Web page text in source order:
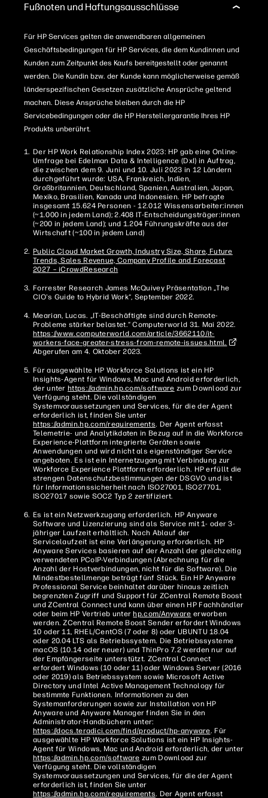
Fußnoten und Haftungsausschlüsse
Für HP Services gelten die anwendbaren allgemeinen
Geschäftsbedingungen für HP Services, die dem Kundinnen und
Kunden zum Zeitpunkt des Kaufs bereitgestellt oder genannt
werden. Die Kundin bzw. der Kunde kann möglicherweise gemäß
länderspezifischen Gesetzen zusätzliche Ansprüche geltend
machen. Diese Ansprüche bleiben durch die HP
Servicebedingungen oder die HP Herstellergarantie Ihres HP
Produkts unberührt.
Der HP Work Relationship Index 2023: HP gab eine Online-
Umfrage bei Edelman Data & Intelligence (DxI) in Auftrag,
die zwischen dem 9. Juni und 10. Juli 2023 in 12 Ländern
durchgeführt wurde: USA, Frankreich, Indien,
Großbritannien, Deutschland, Spanien, Australien, Japan,
Mexiko, Brasilien, Kanada und Indonesien. HP befragte
insgesamt 15.624 Personen - 12.012 Wissensarbeiter:innen
(~1.000 in jedem Land); 2.408 IT-Entscheidungsträger:innen
(~200 in jedem Land); und 1.204 Führungskräfte aus der
Wirtschaft (~100 in jedem Land)
Public Cloud Market Growth, Industry Size, Share, Future
Trends, Sales Revenue, Company Profile and Forecast
2027 – iCrowdResearch
Forrester Research James McQuivey Präsentation „The
CIO's Guide to Hybrid Work“, September 2022.
Mearian, Lucas. „IT-Beschäftigte sind durch Remote-
Probleme stärker belastet.“ Computerworld 31. Mai 2022.
https://www.computerworld.com/article/3662110/it-
workers-face-greater-stress-from-remote-issues.html.
Abgerufen am 4. Oktober 2023.
Für ausgewählte HP Workforce Solutions ist ein HP
Insights-Agent für Windows, Mac und Android erforderlich,
der unter https://admin.hp.com/software zum Download zur
Verfügung steht. Die vollständigen
Systemvoraussetzungen und Services, für die der Agent
erforderlich ist, finden Sie unter
https://admin.hp.com/requirements. Der Agent erfasst
Telemetrie- und Analytikdaten in Bezug auf in die Workforce
Experience-Plattform integrierte Geräten sowie
Anwendungen und wird nicht als eigenständiger Service
angeboten. Es ist ein Internetzugang mit Verbindung zur
Workforce Experience Plattform erforderlich. HP erfüllt die
strengen Datenschutzbestimmungen der DSGVO und ist
für Informationssicherheit nach ISO27001, ISO27701,
ISO27017 sowie SOC2 Typ 2 zertifiziert.
Es ist ein Netzwerkzugang erforderlich. HP Anyware
Software und Lizenzierung sind als Service mit 1- oder 3-
jähriger Laufzeit erhältlich. Nach Ablauf der
Servicelaufzeit ist eine Verlängerung erforderlich. HP
Anyware Services basieren auf der Anzahl der gleichzeitig
verwendeten PCoIP-Verbindungen (Abrechnung für die
Anzahl der Hostverbindungen, nicht für die Software). Die
Mindestbestellmenge beträgt fünf Stück. Ein HP Anyware
Professional Service beinhaltet darüber hinaus zeitlich
begrenzten Zugriff und Support für ZCentral Remote Boost
und ZCentral Connect und kann über einen HP Fachhändler
oder beim HP Vertrieb unterhp.com/Anyware erworben
werden. ZCentral Remote Boost Sender erfordert Windows
10 oder 11, RHEL/CentOS (7 oder 8) oder UBUNTU 18.04
oder 20.04 LTS als Betriebssystem. Die Betriebssysteme
macOS (10.14 oder neuer) und ThinPro 7.2 werden nur auf
der Empfängerseite unterstützt. ZCentral Connect
erfordert Windows (10 oder 11) oder Windows Server (2016
oder 2019) als Betriebssystem sowie Microsoft Active
Directory und Intel Active Management Technology für
bestimmte Funktionen. Informationen zu den
Systemanforderungen sowie zur Installation von HP
Anyware und Anyware Manager finden Sie in den
Administrator-Handbüchern unter:
https://docs.teradici.com/find/product/hp-anyware. Für
ausgewählte HP Workforce Solutions ist ein HP Insights-
Agent für Windows, Mac und Android erforderlich, der unter
https://admin.hp.com/software zum Download zur
Verfügung steht. Die vollständigen
Systemvoraussetzungen und Services, für die der Agent
erforderlich ist, finden Sie unter
https://admin.hp.com/requirements. Der Agent erfasst